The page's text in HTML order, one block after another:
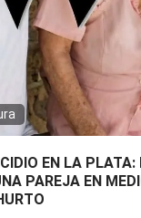
EN LA PLATA:
PAREJA EN